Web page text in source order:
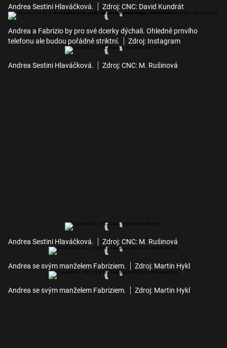
Andrea Sestini Hlaváčková. Zdroj: CNC: David Kundrát
Andrea a Fabrizio by pro své dcerky dýchali. Ohledně prnvího
telefonu ale budou pořádně striktní.
Zdroj: Instagram
Andrea Sestini Hlaváčková. Zdroj: CNC: M. Rušinová
Andrea Sestini Hlaváčková. Zdroj: CNC: M. Rušinová
Andrea se svým manželem Fabriziem. Zdroj: Martin Hykl
Andrea se svým manželem Fabriziem. Zdroj: Martin Hykl